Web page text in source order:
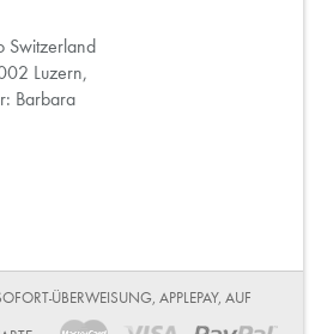
Switzerland
Luzern,
Barbara
ÜBERWEISUNG, APPLEPAY, AUF